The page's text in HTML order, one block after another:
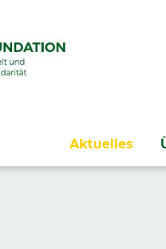
Navigation
Aktuelles